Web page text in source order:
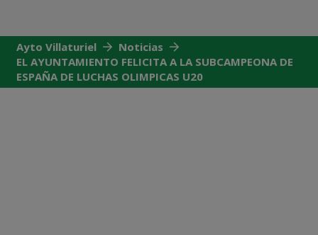
Ayto Villaturiel
Noticias
EL AYUNTAMIENTO FELICITA A LA SUBCAMPEONA DE
ESPAÑA DE LUCHAS OLIMPICAS U20